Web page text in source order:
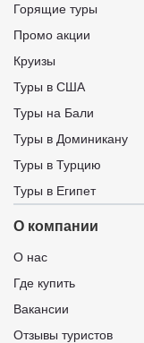
Горящие туры
Промо акции
Круизы
Туры в США
Туры на Бали
Туры в Доминикану
Туры в Турцию
Туры в Египет
О компании
О нас
Где купить
Вакансии
Отзывы туристов